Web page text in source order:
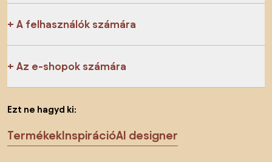
A felhasználók számára
Az e-shopok számára
Ezt ne hagyd ki:
TermékekInspirációAI designer